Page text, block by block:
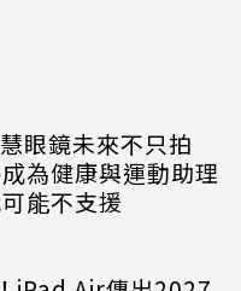
眼鏡未來不只拍
為健康與運動助理
能不支援